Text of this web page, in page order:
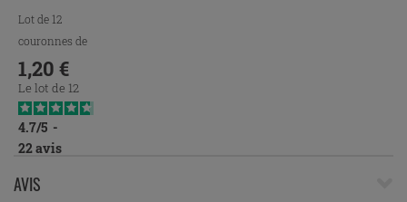
Lot de 12
couronnes de
bière en taille
26
Prix
1,20 €
Le lot de 12
4.7/5 -
22avis
AVIS